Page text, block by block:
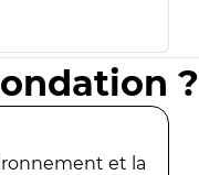
?
et la